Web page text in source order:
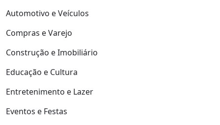
Automotivo e Veículos
Compras e Varejo
Construção e Imobiliário
Educação e Cultura
Entretenimento e Lazer
Eventos e Festas